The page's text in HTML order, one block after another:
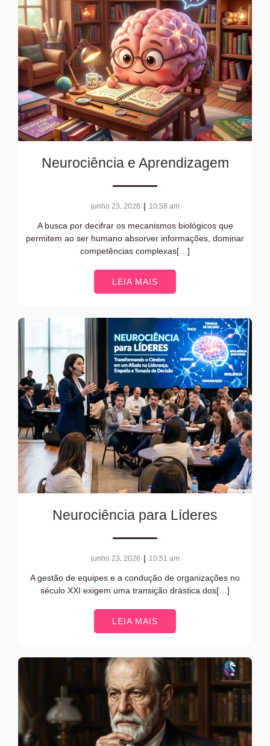
Neurociência e Aprendizagem
junho 23, 2026 | 10:58 am
A busca por decifrar os mecanismos biológicos que
permitem ao ser humano absorver informações, dominar
competências complexas[…]
LEIA MAIS
Neurociência para Líderes
junho 23, 2026 | 10:51 am
A gestão de equipes e a condução de organizações no
século XXI exigem uma transição drástica dos[…]
LEIA MAIS